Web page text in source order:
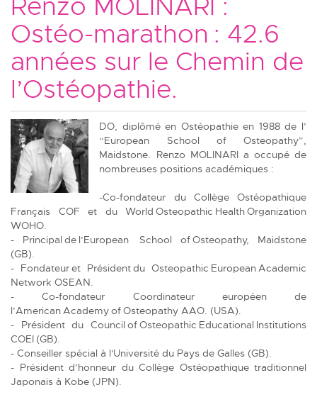
Ostéo-marathon : 42.6
années sur le Chemin de
l’Ostéopathie.
DO, diplômé en Ostéopathie en 1988 de l’
“European School of Osteopathy”,
Maidstone. Renzo MOLINARI a occupé de
nombreuses positions académiques :
-Co-fondateur du Collège Ostéopathique
Français COF et du World Osteopathic Health Organization
WOHO.
- Principal de l’European School of Osteopathy, Maidstone
(GB).
- Fondateur et Président du Osteopathic European Academic
Network OSEAN.
- Co-fondateur Coordinateur européen de
l’American Academy of Osteopathy AAO. (USA).
- Président du Council of Osteopathic Educational Institutions
COEI (GB).
- Conseiller spécial à l'Université du Pays de Galles (GB).
- Président d’honneur du Collège Ostéopathique traditionnel
Japonais à Kobe (JPN).